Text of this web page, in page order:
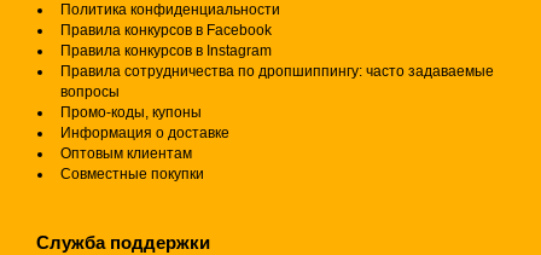
Политика конфиденциальности
Правила конкурсов в Facebook
Правила конкурсов в Instagram
Правила сотрудничества по дропшиппингу: часто задаваемые
вопросы
Промо-коды, купоны
Информация о доставке
Оптовым клиентам
Совместные покупки
Служба поддержки